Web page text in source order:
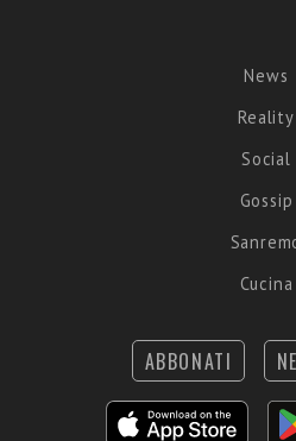
News
Reality
Social
Gossip
Cucina
ABBONATI